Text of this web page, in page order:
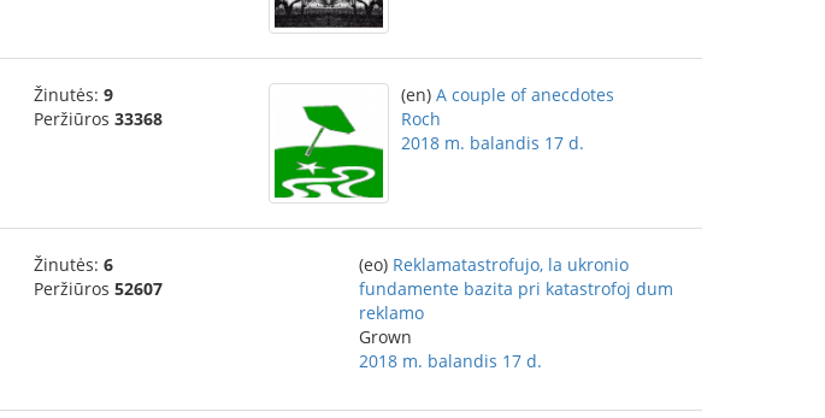
Žinutės: 9
Peržiūros 33368
(en) A couple of anecdotes
Roch
2018 m. balandis 17 d.
Žinutės: 6
Peržiūros 52607
(eo) Reklamatastrofujo, la ukronio
fundamente bazita pri katastrofoj dum
reklamo
Grown
2018 m. balandis 17 d.